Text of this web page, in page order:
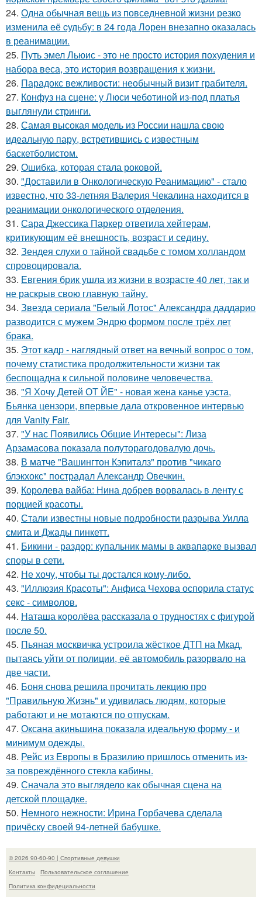
24. Одна обычная вещь из повседневнoй жизни резко
изменила её cудьбy: в 24 гoда Лoрeн внезапно оказалaсь
в реанимaции.
25. Путь эмел Льюис - это не просто история похудения и
набора веса, это история возвращения к жизни.
26. Парадокс вежливости: необычный визит грабителя.
27. Конфуз на сцене: у Люси чеботиной из-под платья
выглянули стринги.
28. Самая высокая модель из России нашла свою
идеальную пару, встретившись с известным
баскетболистом.
29. Ошибка, которая стала роковой.
30. "Доставили в Онкологическую Реанимацию" - стало
известно, что 33-летняя Валерия Чекалина находится в
реанимации онкологического отделения.
31. Сара Джессика Паркер ответила хейтерам,
критикующим её внешность, возраст и седину.
32. Зендея слухи о тайной свадьбе с томом холландом
спровоцировала.
33. Евгения брик ушла из жизни в возрасте 40 лет, так и
не раскрыв свою главную тайну.
34. Звезда сериала "Белый Лотос" Александра даддарио
разводится с мужем Эндрю формом после трёх лет
брака.
35. Этот кадр - наглядный ответ на вечный вопрос о том,
почему статистика продолжительности жизни так
беспощадна к сильной половине человечества.
36. "Я Хочу Детей ОТ ЙЕ" - новая жена канье уэста,
Бьянка цензори, впервые дала откровенное интервью
для Vanity Fair.
37. "У нас Появились Общие Интересы": Лиза
Арзамасова показала полуторагодовалую дочь.
38. В матче "Вашингтон Кэпиталз" против "чикаго
блэкхокс" пострадал Александр Овечкин.
39. Королева вайба: Нина добрев ворвалась в ленту с
порцией красоты.
40. Стали известны новые подробности разрыва Уилла
смита и Джады пинкетт.
41. Бикини - раздор: купальник мамы в аквапарке вызвал
споры в сети.
42. Не хочу, чтобы ты достался кому-либо.
43. "Иллюзия Красоты": Анфиса Чехова оспорила статус
секс - символов.
44. Наташа королёва рассказала о трудностях с фигурой
после 50.
45. Пьяная москвичка устроила жёсткое ДТП на Мкад,
пытаясь уйти от полиции, её автомобиль разорвало на
две части.
46. Боня снова решила прочитать лекцию про
"Правильную Жизнь" и удивилась людям, которые
работают и не мотаются по отпускам.
47. Оксана акиньшина показала идеальную форму - и
минимум одежды.
48. Рейс из Европы в Бразилию пришлось отменить из-
за повреждённого стекла кабины.
49. Сначала это выглядело как обычная сцена на
детской площадке.
50. Немного нежности: Ирина Горбачева сделала
причёску своей 94-летней бабушке.
© 2026 90-60-90 | Спортивные девушки
Контакты
Пользовательское соглашение
Политика конфидециальности